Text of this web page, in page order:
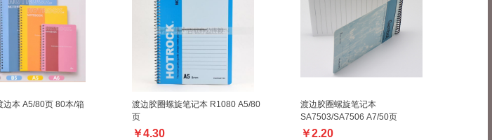
RP1080渡边本 A5/80页 80本/箱
渡边胶圈螺旋笔记本 R1080 A5/80
页
￥4.30
渡边胶圈螺旋笔记本
SA7503/SA7506 A7/50页
￥2.20